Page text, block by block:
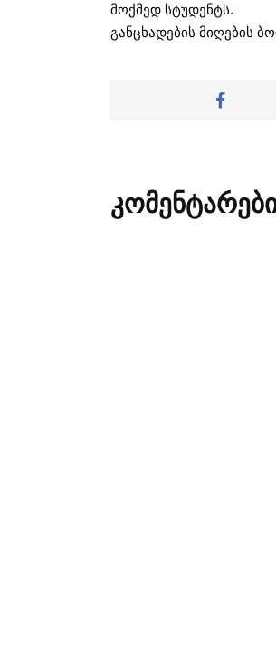
მოქმედ სტუდენტს.
განცხადების მიღების